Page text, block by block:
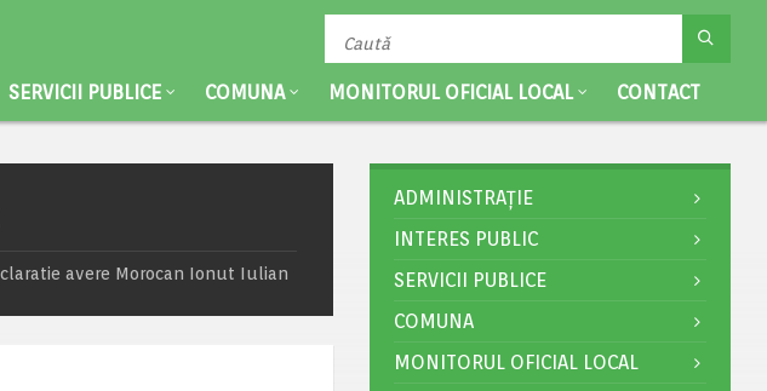
SERVICII PUBLICE COMUNA MONITORUL OFICIAL LOCAL CONTACT
avere Morocan Ionut Iulian
ADMINISTRAȚIE
INTERES PUBLIC
SERVICII PUBLICE
COMUNA
MONITORUL OFICIAL LOCAL